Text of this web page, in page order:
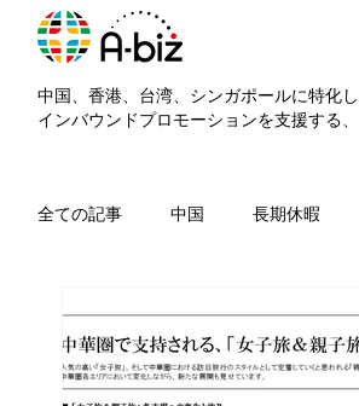
中国、香港、台湾、シンガポールに特化
インバウンドプロモーションを支援する
全ての記事 中国 長期休暇
シンガポール